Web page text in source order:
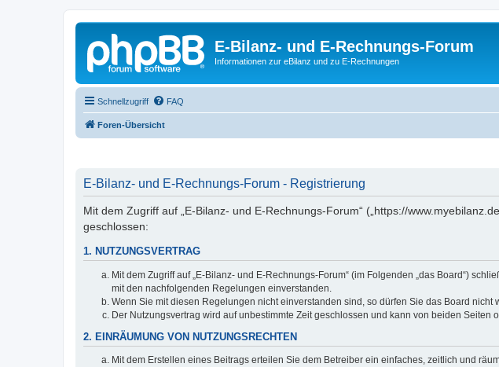
E-Bilanz- und E-Rechnungs-Forum
Informationen zur eBilanz und zu E-Rechnungen
Schnellzugriff FAQ
Foren-Übersicht
E-Bilanz- und E-Rechnungs-Forum - Registrierung
Mit dem Zugriff auf „E-Bilanz- und E-Rechnungs-Forum“ („https://
geschlossen:
1. NUTZUNGSVERTRAG
Mit dem Zugriff auf „E-Bilanz- und E-Rechnungs-Forum“ (im Folgenden „das Board“)
mit den nachfolgenden Regelungen einverstanden.
Wenn Sie mit diesen Regelungen nicht einverstanden sind, so dürfen Sie das Board
Der Nutzungsvertrag wird auf unbestimmte Zeit geschlossen und kann von beiden
2. EINRÄUMUNG VON NUTZUNGSRECHTEN
Mit dem Erstellen eines Beitrags erteilen Sie dem Betreiber ein einfaches, zeitlich und